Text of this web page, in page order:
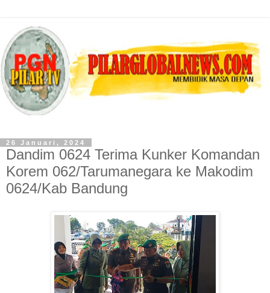
26 Januari, 2024
Dandim 0624 Terima Kunker Komandan
Korem 062/Tarumanegara ke Makodim
0624/Kab Bandung